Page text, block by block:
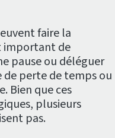
faire la
important de
pause ou déléguer
de perte de temps ou
Bien que ces
plusieurs
pas.